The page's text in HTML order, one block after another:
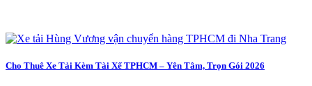
Cho Thuê Xe Tải Kèm Tài Xế TPHCM – Yên Tâm, Trọn Gói 2026